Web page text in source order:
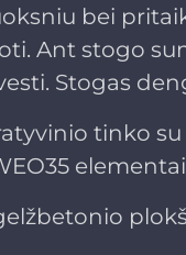
bei
Ant stogo
Stogas
tinko